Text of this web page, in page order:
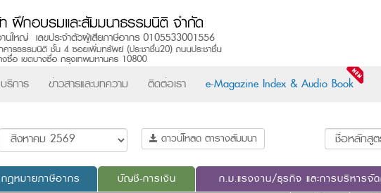
บริการ ข่าวสารและบทความ ติดต่อเรา e-Magazine Index & Audio Book
ดาวน์โหลด ตารางสัมมนา
กฎหมายภาษีอากร บัญชี-การเงิน ก.ม.แรงงาน/ธุรกิจ และการบริหารจั